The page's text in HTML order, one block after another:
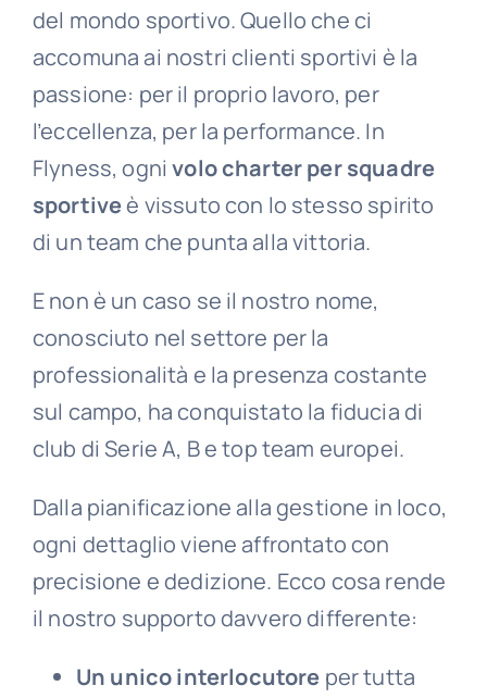
del mondo sportivo. Quello che ci
accomuna ai nostri clienti sportivi è la
passione: per il proprio lavoro, per
l’eccellenza, per la performance. In
Flyness, ognivolo charter per squadre
sportiveè vissuto con lo stesso spirito
di un team che punta alla vittoria.
E non è un caso se il nostro nome,
conosciuto nel settore per la
professionalità e la presenza costante
sul campo, ha conquistato la fiducia di
club di Serie A, B e top team europei.
Dalla pianificazione alla gestione in loco,
ogni dettaglio viene affrontato con
precisione e dedizione. Ecco cosa rende
il nostro supporto davvero differente:
Un unico interlocutore per tutta